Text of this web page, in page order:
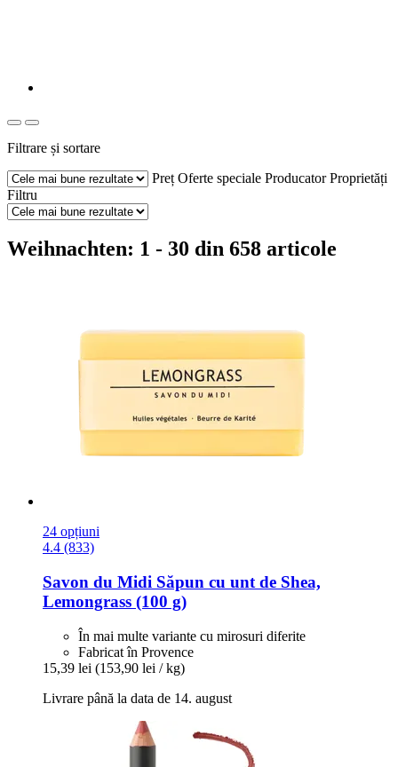
Filtrare și sortare
Preț Oferte speciale Producator Proprietăți
Filtru
Weihnachten: 1 - 30 din 658 articole
24 opțiuni
4.4 (833)
Savon du Midi Săpun cu unt de Shea,
Lemongrass (100 g)
În mai multe variante cu mirosuri diferite
Fabricat în Provence
15,39 lei (153,90 lei / kg)
Livrare până la data de 14. august